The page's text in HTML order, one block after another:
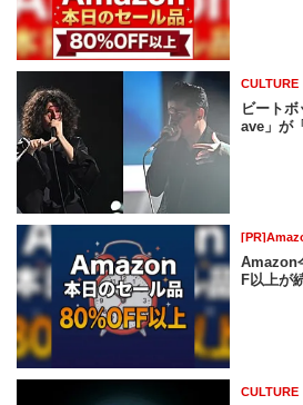
CULTURE
ビート
ave」が
Amazon
F以上が
CULTURE